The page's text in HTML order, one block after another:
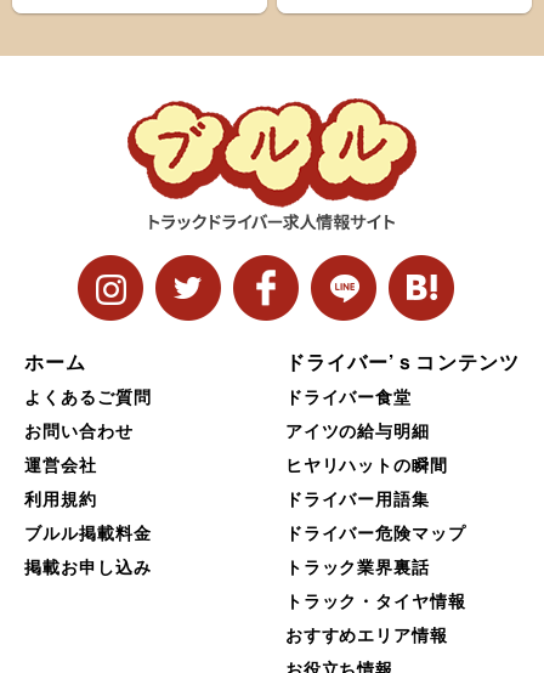
ト＆ナローボディ（G...
ホーム
よくあるご質問
お問い合わせ
運営会社
利用規約
ブルル掲載料金
掲載お申し込み
ドライバー’ｓコンテンツ
ドライバー食堂
アイツの給与明細
ヒヤリハットの瞬間
ドライバー用語集
ドライバー危険マップ
トラック業界裏話
トラック・タイヤ情報
おすすめエリア情報
お役立ち情報